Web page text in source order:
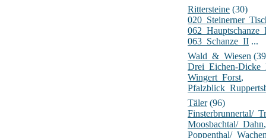
Rittersteine (30)
063_Schanze_II ...
Wald_&_Wiesen
Drei_Eichen-
Wingert_Forst,
Täler(96)
Finsterbrunnertal/
Moosbachtal/_Dahn,
Poppenthal/